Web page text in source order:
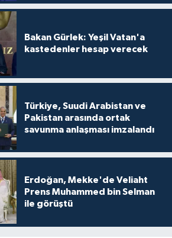
Bakan Gürlek: Yeşil Vatan'a
kastedenler hesap verecek
Türkiye, Suudi Arabistan ve
Pakistan arasında ortak
savunma anlaşması imzalandı
Erdoğan, Mekke'de Veliaht
Prens Muhammed bin Selman
ile görüştü